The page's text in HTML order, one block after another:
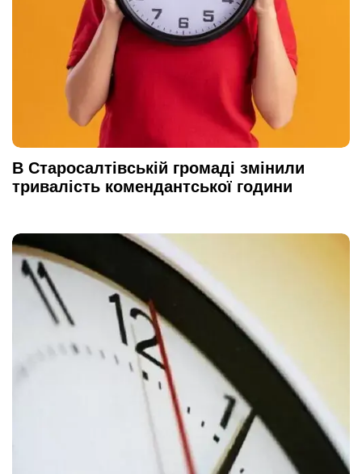
В Старосалтівській громаді змінили
тривалість комендантської години